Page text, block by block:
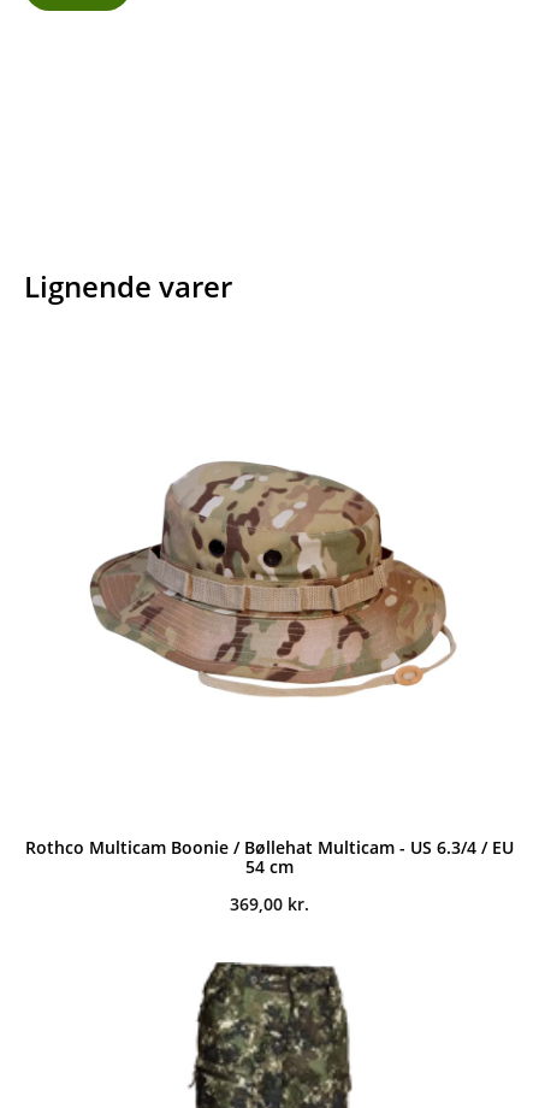
Lignende varer
Rothco Multicam Boonie / Bøllehat Multicam - US 6.3/4 / EU
54 cm
369,00 kr.